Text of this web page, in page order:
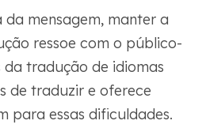
mensagem, manter a
ressoe com o público-
tradução de idiomas
de traduzir e oferece
para essas dificuldades.